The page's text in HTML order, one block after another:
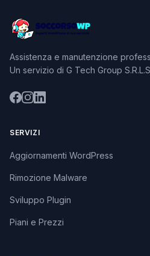
Assistenza e manutenzione
Un servizio di G Tech Group
SERVIZI
Aggiornamenti WordPress
Rimozione Malware
Sviluppo Plugin
Piani e Prezzi